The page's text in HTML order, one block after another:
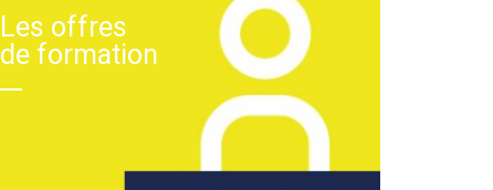
Les offres
de formation